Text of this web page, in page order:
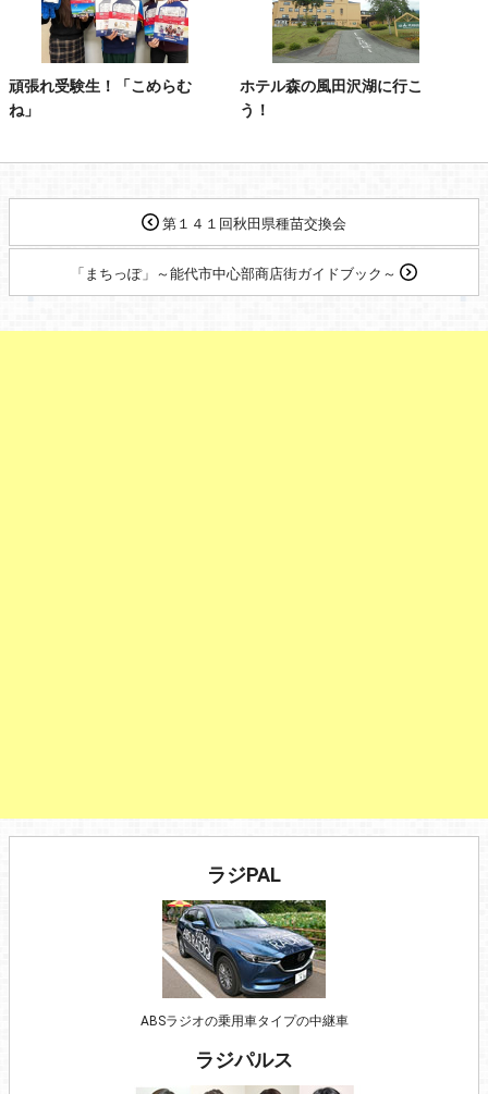
頑張れ受験生！「こめらむ
ね」
ホテル森の風田沢湖に行こ
う！
第１４１回秋田県種苗交換会
「まちっぽ」～能代市中心部商店街ガイドブック～
ラジPAL
ABSラジオの乗用車タイプの中継車
ラジパルス